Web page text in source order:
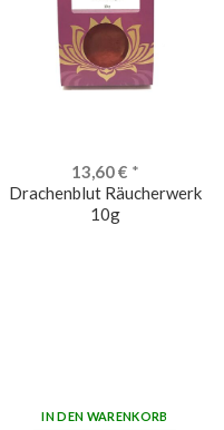
13,60€ *
Drachenblut Räucherwerk
10g
IN DEN WARENKORB